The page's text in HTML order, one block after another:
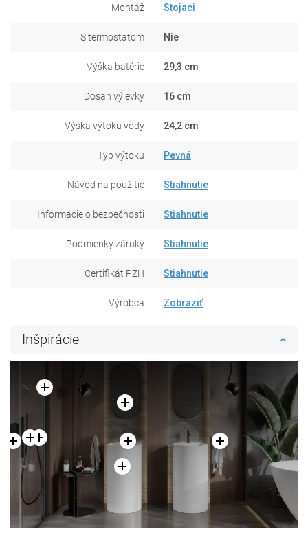
Montáž Stojaci
S termostatom Nie
Výška batérie 29,3 cm
Dosah výlevky 16 cm
Výška výtoku vody 24,2 cm
Typ výtoku Pevná
Návod na použitie Stiahnutie
Informácie o bezpečnosti Stiahnutie
Podmienky záruky Stiahnutie
Certifikát PZH Stiahnutie
Výrobca Zobraziť
Inšpirácie